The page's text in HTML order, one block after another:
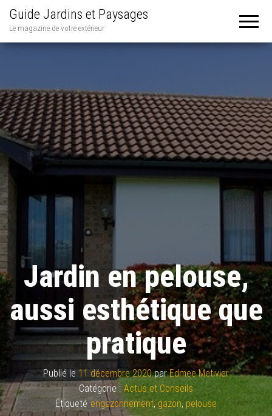
Guide Jardins et Paysages
Le magazine de votre extérieur
Jardin en pelouse,
aussi esthétique que
pratique
Publié le 11 décembre 2020parEdmee Metivier
Catégorie : Actus et Conseils
Étiqueté engazonnement,gazon, pelouse